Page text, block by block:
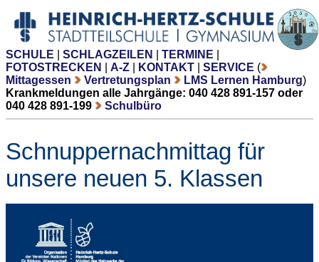
SCHULE SCHLAGZEILEN TERMINE
FOTOSTRECKEN
A-Z KONTAKT SERVICE (
Mittagessen
Vertretungsplan LMS Lernen Hamburg)
Krankmeldungen alle Jahrgänge: 040 428 891-157 oder
040 428 891-199
Schulbüro
Schnuppernachmittag für
unsere neuen 5. Klassen